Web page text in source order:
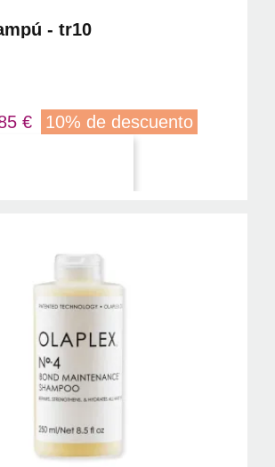
- tr10
€ 10% de descuento